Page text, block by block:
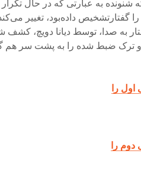
شنونده به عبارتی که در حال
گفتارتشخیص داده‌‌بود، تغییر
به صدا، توسط دیانا دویچ، کشف
ترک ضبط شده را به پشت سر هم
اول را
دوم را